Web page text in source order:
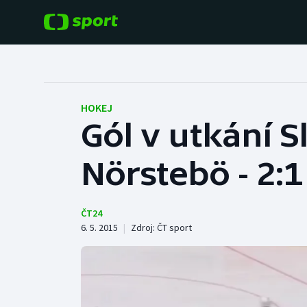
Hokej
Tenis
Cyklistika
Baseball a softbal
Basketbal
Boby a skeleton
HOKEJ
Gól v utkání
Nörstebö -
ČT24
6. 5. 2015 | Zdroj: ČT sport